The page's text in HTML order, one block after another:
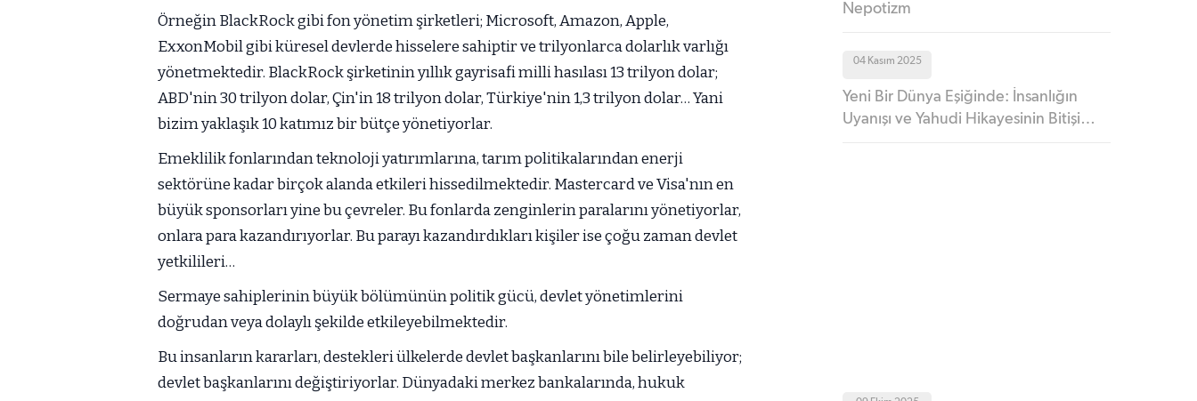
Örneğin BlackRock gibi fon yönetim şirketleri; Microsoft, Amazon, Apple,
ExxonMobil gibi küresel devlerde hisselere sahiptir ve trilyonlarca dolarlık varlığı
yönetmektedir. BlackRock şirketinin yıllık gayrisafi milli hasılası 13 trilyon dolar;
ABD'nin 30 trilyon dolar, Çin'in 18 trilyon dolar, Türkiye'nin 1,3 trilyon dolar… Yani
bizim yaklaşık 10 katımız bir bütçe yönetiyorlar.
Emeklilik fonlarından teknoloji yatırımlarına, tarım politikalarından enerji
sektörüne kadar birçok alanda etkileri hissedilmektedir. Mastercard ve Visa'nın en
büyük sponsorları yine bu çevreler. Bu fonlarda zenginlerin paralarını yönetiyorlar,
onlara para kazandırıyorlar. Bu parayı kazandırdıkları kişiler ise çoğu zaman devlet
yetkilileri…
Sermaye sahiplerinin büyük bölümünün politik gücü, devlet yönetimlerini
doğrudan veya dolaylı şekilde etkileyebilmektedir.
Bu insanların kararları, destekleri ülkelerde devlet başkanlarını bile belirleyebiliyor;
devlet başkanlarını değiştiriyorlar. Dünyadaki merkez bankalarında, hukuk
Nepotizm
04 Kasım 2025
Yeni Bir Dünya Eşiğinde: İnsanlığın
Uyanışı ve Yahudi Hikayesinin Bitişi…